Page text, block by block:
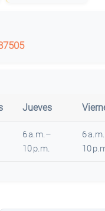
Jueves
6 a.m.–
10 p.m.
6
10